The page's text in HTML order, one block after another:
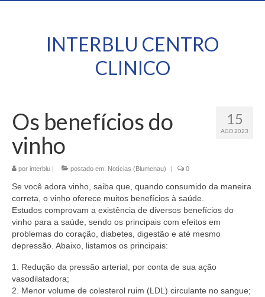
INTERBLU CENTRO
CLINICO
15
AGO 2023
Os benefícios do
vinho
por interblu | postado em: Notícias (Blumenau) | 0
Se você adora vinho, saiba que, quando consumido da maneira
correta, o vinho oferece muitos benefícios à saúde.
Estudos comprovam a existência de diversos benefícios do
vinho para a saúde, sendo os principais com efeitos em
problemas do coração, diabetes, digestão e até mesmo
depressão. Abaixo, listamos os principais:
1. Redução da pressão arterial, por conta de sua ação
vasodilatadora;
2. Menor volume de colesterol ruim (LDL) circulante no sangue;